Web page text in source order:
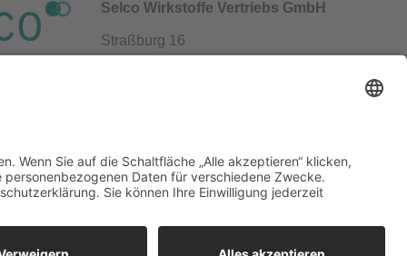
Selco Wirkstoffe Vertriebs GmbH
Straßburg 16
info@gfn-selco.de